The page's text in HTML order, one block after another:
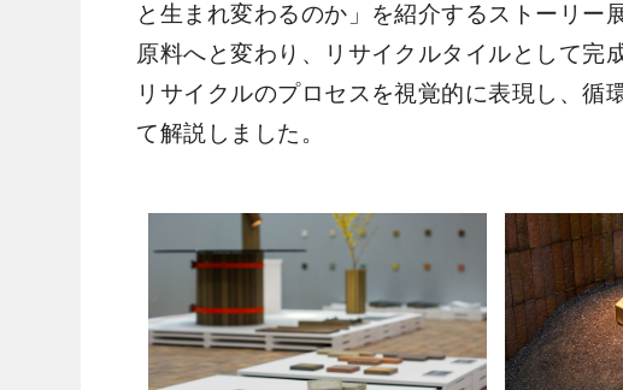
と生まれ変わるのか」を紹介するストーリー
原料へと変わり、リサイクルタイルとして完
リサイクルのプロセスを視覚的に表現し、循
て解説しました。